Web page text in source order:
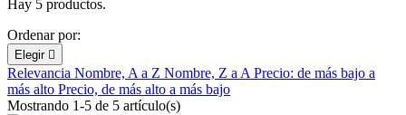
Hay 5 productos.
Ordenar por:
Elegir 
Relevancia Nombre, A a Z Nombre, Z a APrecio: de más bajo a
más alto Precio, de más alto a más bajo
Mostrando 1-5 de 5 artículo(s)